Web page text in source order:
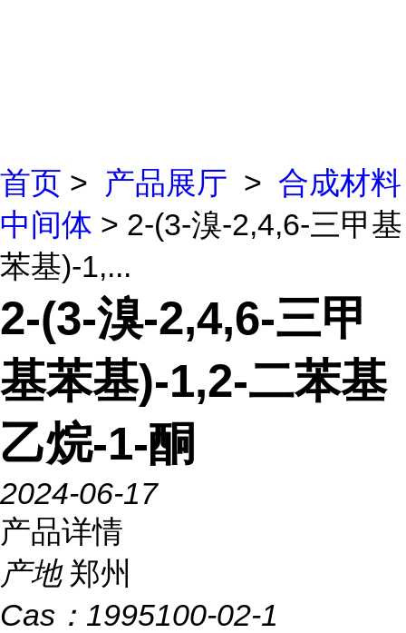
首页 > 产品展厅 > 合成材料
中间体 > 2-(3-溴-2,4,6-三甲基
苯基)-1,...
2-(3-溴-2,4,6-三甲
基苯基)-1,2-二苯基
乙烷-1-酮
2024-06-17
产品详情
产地 郑州
Cas： 1995100-02-1